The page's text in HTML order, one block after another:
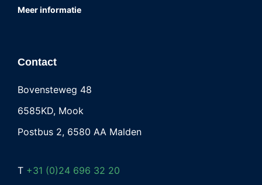
Meer informatie
Contact
Bovensteweg 48
6585KD, Mook
Postbus 2, 6580 AA Malden
T +31 (0)24 696 32 20